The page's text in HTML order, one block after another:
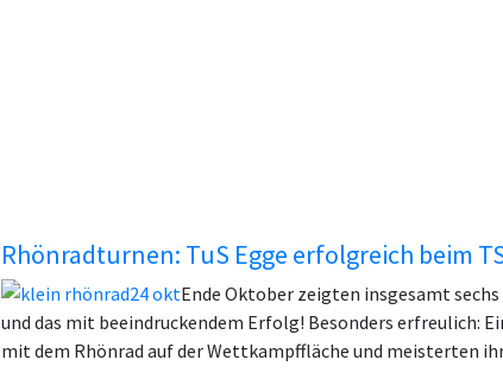
Rhönradturnen: TuS Egge erfolgreich beim
Ende Oktober zeigten insgesamt sechs
und das mit beeindruckendem Erfolg! Besonders erfreulich:
mit dem Rhönrad auf der Wettkampffläche und meisterten